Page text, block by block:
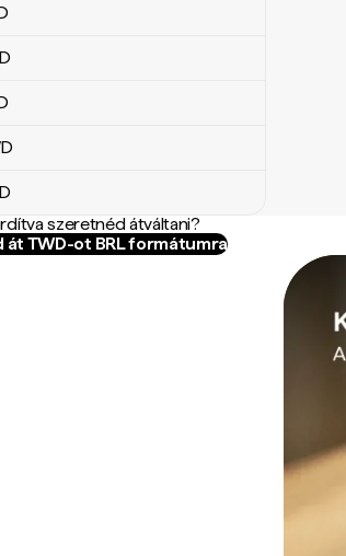
szeretnéd átváltani?
át TWD-ot BRL formátumra